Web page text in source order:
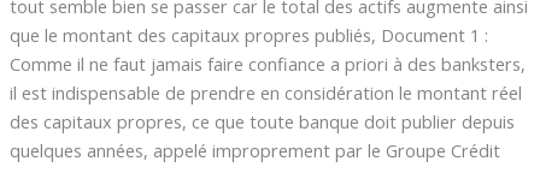
tout semble bien se passer car le total des actifs augmente ainsi
que le montant des capitaux propres publiés, Document 1 :
Comme il ne faut jamais faire confiance a priori à des banksters,
il est indispensable de prendre en considération le montant réel
des capitaux propres, ce que toute banque doit publier depuis
quelques années, appelé improprement par le Groupe Crédit